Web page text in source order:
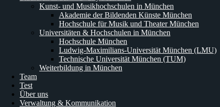
Kunst- und Musikhochschulen in München
Akademie der Bildenden Künste München
Hochschule für Musik und Theater München
Universitäten & Hochschulen in München
Hochschule München
Ludwig-Maximilians-Universität München (LMU)
Technische Universität München (TUM)
Weiterbildung in München
Team
Test
Über uns
Verwaltung & Kommunikation